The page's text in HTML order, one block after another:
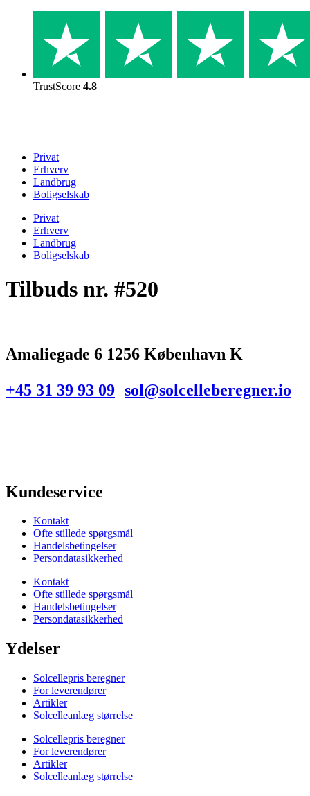
TrustScore 4.8
Privat
Erhverv
Landbrug
Boligselskab
Privat
Erhverv
Landbrug
Boligselskab
Tilbuds nr. #520
Amaliegade 6 1256 København K
+45 31 39 93 09 sol@solcelleberegner.io
Kundeservice
Kontakt
Ofte stillede spørgsmål
Handelsbetingelser
Persondatasikkerhed
Kontakt
Ofte stillede spørgsmål
Handelsbetingelser
Persondatasikkerhed
Ydelser
Solcellepris beregner
For leverendører
Artikler
Solcelleanlæg størrelse
Solcellepris beregner
For leverendører
Artikler
Solcelleanlæg størrelse